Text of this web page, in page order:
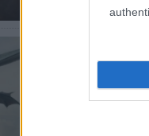
filmnek a
Így
gsplus.hu|